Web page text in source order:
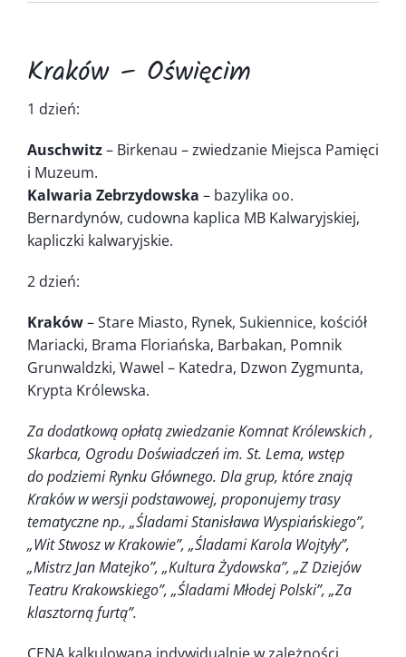
Kraków – Oświęcim
1 dzień:
Auschwitz– Birkenau – zwiedzanie Miejsca Pamięci
i Muzeum.
Kalwaria Zebrzydowska – bazylika oo.
Bernardynów, cudowna kaplica MB Kalwaryjskiej,
kapliczki kalwaryjskie.
2 dzień:
Kraków– Stare Miasto, Rynek, Sukiennice, kościół
Mariacki, Brama Floriańska, Barbakan, Pomnik
Grunwaldzki, Wawel – Katedra, Dzwon Zygmunta,
Krypta Królewska.
Za dodatkową opłatą zwiedzanie Komnat Królewskich ,
Skarbca, Ogrodu Doświadczeń im. St. Lema, wstęp
do podziemi Rynku Głównego. Dla grup, które znają
Kraków w wersji podstawowej, proponujemy trasy
tematyczne np., „Śladami Stanisława Wyspiańskiego”,
„Wit Stwosz w Krakowie”, „Śladami Karola Wojtyły”,
„Mistrz Jan Matejko”, „Kultura Żydowska”, „Z Dziejów
Teatru Krakowskiego”, „Śladami Młodej Polski”, „Za
klasztorną furtą”.
CENA kalkulowana indywidualnie w zależności